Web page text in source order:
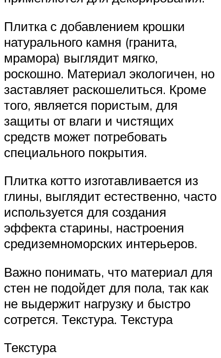
Плитка с добавлением крошки
натурального камня (гранита,
мрамора) выглядит мягко,
роскошно. Материал экологичен, но
заставляет раскошелиться. Кроме
того, является пористым, для
защиты от влаги и чистящих
средств может потребовать
специального покрытия.
Плитка котто изготавливается из
глины, выглядит естественно, часто
используется для создания
эффекта старины, настроения
средиземноморских интерьеров.
Важно понимать, что материал для
стен не подойдет для пола, так как
не выдержит нагрузку и быстро
сотрется. Текстура. Текстура
Текстура